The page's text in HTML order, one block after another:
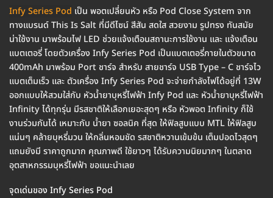
Infy Series Pod เป็น พอตเปลี่ยนหัว หรือ Pod Close System จาก
ทางแบรนด์ This Is Salt ที่มีดีไซน์ สีสัน สดใส สวยงาม รูปทรง ทันสมัย
น่าใช้งาน มาพร้อมไฟ LED ช่วยแจ้งเตือนสถานะการใช้งาน และ แจ้งเตือน
แบตเตอรี่ โดยตัวเครื่อง Infy Series Pod เป็นแบตเตอรี่ภายในตัวขนาด
400mAh มาพร้อม Port ชาร์จ สำหรับ สายชาร์จ USB Type – C ชาร์จไว
แบตเต็มเร็ว และ ตัวเครื่อง Infy Series Pod จะจ่ายกำลังไฟได้อยู่ที่ 13W
ออกแบบให้สวมใส่กับ หัวน้ำยาบุหรี่ไฟฟ้า Infy Pod และ หัวน้ำยาบุหรี่ไฟฟ้า
Infinity ได้ทุกรุ่น มีรสชาติให้เลือกเยอะสุดๆ หรือ หัวพอต Infinity ก็ใช้
งานร่วมกันได้ เหมาะกับ น้ำยา ซอลนิค ที่สุด ให้ฟิลสูบแบบ MTL ให้ฟิลสูบ
แน่นๆ คล้ายบุหรี่มวน ให้กลิ่นหอมชัด รสชาติหวานเข้มข้น เต็มปอดไวสุดๆ
แถมยังมี ราคาถูกมาก คุณภาพดี ใช้ยาวๆ ได้รับความนิยมากๆ ในตลาด
อุตสาหกรรมบุหรี่ไฟฟ้า ขอแนะนำเลย
จุดเด่นของ Infy Series Pod